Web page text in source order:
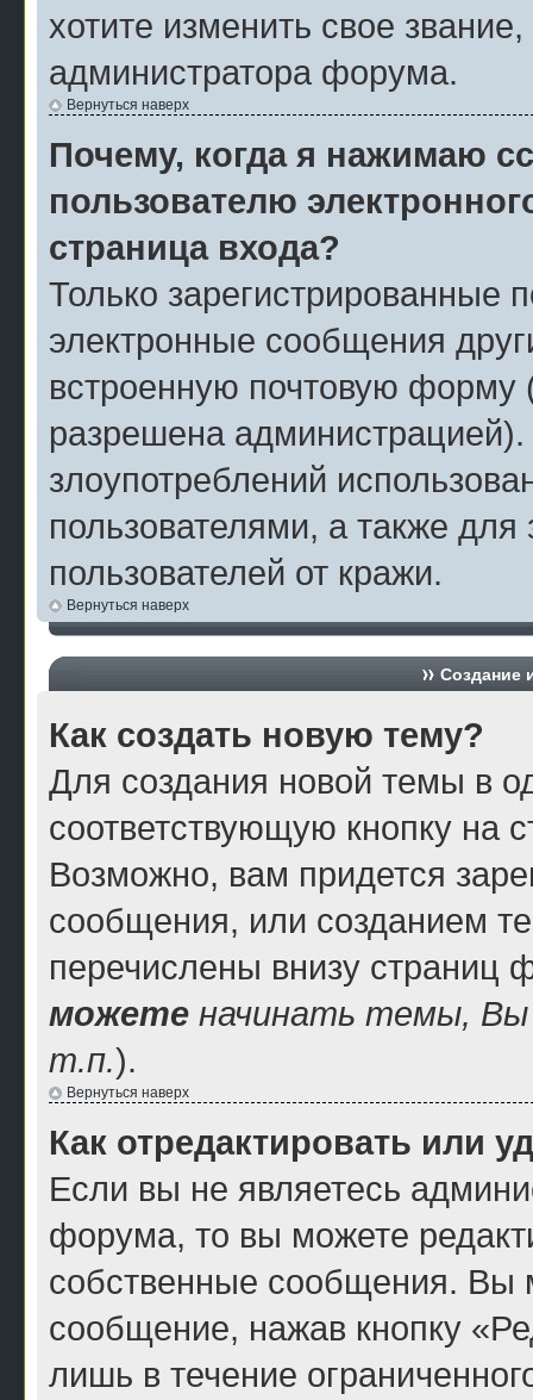
хотите изменить свое
администратора форума.
Вернуться наверх
Почему, когда я нажимаю
пользователю
страница входа?
Только зарегистрированные
электронные сообщения
встроенную почтовую форму
разрешена
злоупотреблений
пользователями, а также
пользователей от кражи.
Вернуться наверх
Создание
Как создать новую тему?
Для создания новой темы в
соответствующую кнопку на
Возможно, вам придется
сообщения, или созданием
перечислены внизу страниц
можете начинать темы,
т.п.).
Вернуться наверх
Как отредактировать или
Если вы не являетесь
форума, то вы можете
собственные сообщения. Вы
сообщение, нажав кнопку
лишь в течение